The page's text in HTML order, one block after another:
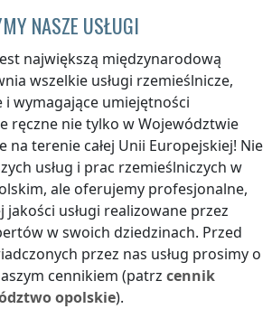
NASZE USŁUGI
największą międzynarodową
wszelkie usługi rzemieślnicze,
i wymagające umiejętności
ręczne nie tylko w Województwie
na terenie całej Unii Europejskiej! Nie
usług i prac rzemieślniczych w
, ale oferujemy profesjonalne,
usługi realizowane przez
w swoich dziedzinach. Przed
przez nas usług prosimy o
cennikiem (patrz cennik
opolskie).